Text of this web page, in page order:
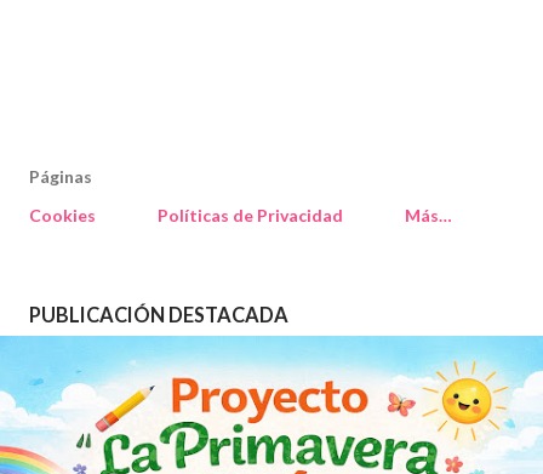
Páginas
Cookies
Políticas de Privacidad Más…
PUBLICACIÓN DESTACADA